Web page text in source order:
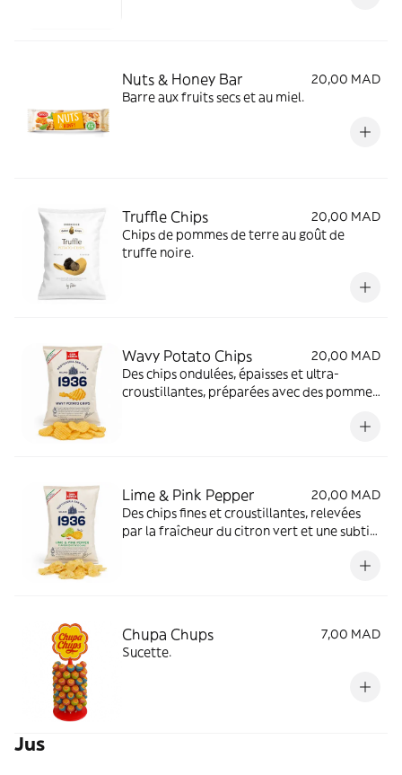
Nuts & Honey Bar
20,00 MAD
Barre aux fruits secs et au miel.
Truffle Chips
20,00 MAD
Chips de pommes de terre au goût de
truffe noire.
Wavy Potato Chips
20,00 MAD
Des chips ondulées, épaisses et ultra-
croustillantes, préparées avec des pommes
Lime & Pink Pepper
20,00 MAD
Des chips fines et croustillantes, relevées
par la fraîcheur du citron vert et une subtile
Chupa Chups
7,00 MAD
Sucette.
Jus